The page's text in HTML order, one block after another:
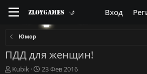
Вход
Юмор
ПДД для женщин!
А
Kubik
Д
23 Фев 2016